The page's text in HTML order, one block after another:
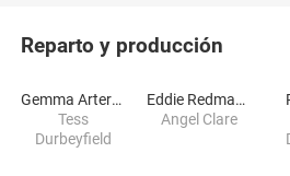
Reparto y producción
Gemma Arterton
Tess
Durbeyfield
Eddie Redmayne
Angel Clare